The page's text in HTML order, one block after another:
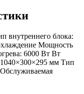
внутреннего блока:
Мощность
6000 Вт Вт
1040×300×295 мм Тип
Обслуживаемая